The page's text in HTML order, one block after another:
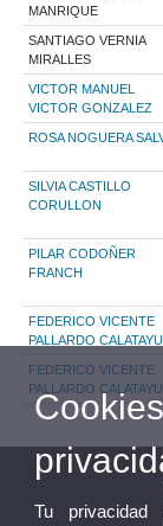
MANRIQUE
SANTIAGO VERNIA
MIRALLES
VICTOR MANUEL
VICTOR GONZALEZ
ROSA NOGUERA
SILVIA CASTILLO
CORULLON
PILAR CODOÑER
FRANCH
FEDERICO VICENTE
PALLARDO
FEDERICO VICENTE
PALLARDO
Tu